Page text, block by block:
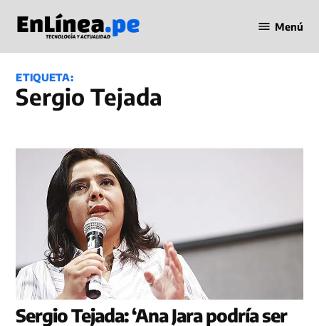
contenido
en Línea
Menú
ETIQUETA:
Sergio Tejada
Sergio Tejada: ‘Ana Jara podría ser